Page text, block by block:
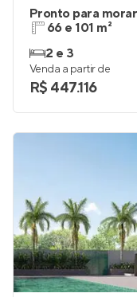
Pronto para morar
66 e 101 m²
2 e 3
Venda a partir de
R$ 447.116